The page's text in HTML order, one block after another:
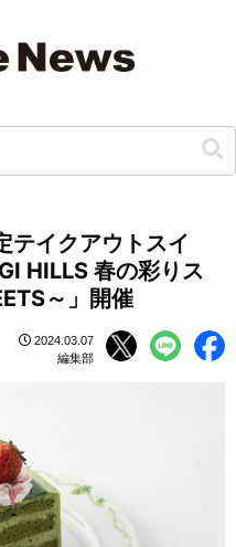
テイクアウトスイ
HILLS 春の彩りス
～」開催
2024.03.07
編集部